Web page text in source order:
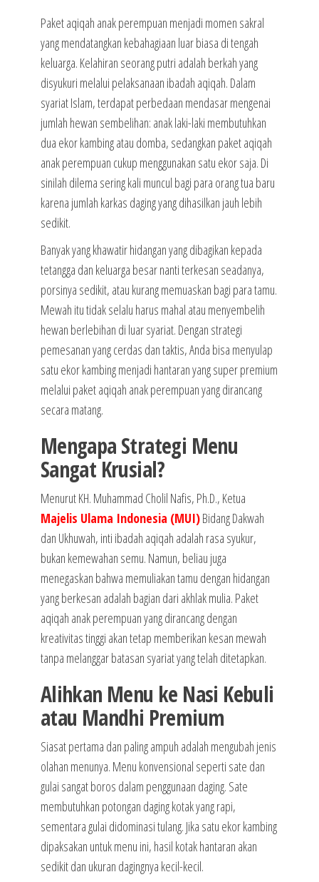
Paket aqiqah anak perempuan menjadi momen sakral
yang mendatangkan kebahagiaan luar biasa di tengah
keluarga. Kelahiran seorang putri adalah berkah yang
disyukuri melalui pelaksanaan ibadah aqiqah. Dalam
syariat Islam, terdapat perbedaan mendasar mengenai
jumlah hewan sembelihan: anak laki-laki membutuhkan
dua ekor kambing atau domba, sedangkan paket aqiqah
anak perempuan cukup menggunakan satu ekor saja. Di
sinilah dilema sering kali muncul bagi para orang tua baru
karena jumlah karkas daging yang dihasilkan jauh lebih
sedikit.
Banyak yang khawatir hidangan yang dibagikan kepada
tetangga dan keluarga besar nanti terkesan seadanya,
porsinya sedikit, atau kurang memuaskan bagi para tamu.
Mewah itu tidak selalu harus mahal atau menyembelih
hewan berlebihan di luar syariat. Dengan strategi
pemesanan yang cerdas dan taktis, Anda bisa menyulap
satu ekor kambing menjadi hantaran yang super premium
melalui paket aqiqah anak perempuan yang dirancang
secara matang.
Mengapa Strategi Menu
Sangat Krusial?
Menurut KH. Muhammad Cholil Nafis, Ph.D., Ketua
Majelis Ulama Indonesia (MUI)Bidang Dakwah
dan Ukhuwah, inti ibadah aqiqah adalah rasa syukur,
bukan kemewahan semu. Namun, beliau juga
menegaskan bahwa memuliakan tamu dengan hidangan
yang berkesan adalah bagian dari akhlak mulia. Paket
aqiqah anak perempuan yang dirancang dengan
kreativitas tinggi akan tetap memberikan kesan mewah
tanpa melanggar batasan syariat yang telah ditetapkan.
Alihkan Menu ke Nasi Kebuli
atau Mandhi Premium
Siasat pertama dan paling ampuh adalah mengubah jenis
olahan menunya. Menu konvensional seperti sate dan
gulai sangat boros dalam penggunaan daging. Sate
membutuhkan potongan daging kotak yang rapi,
sementara gulai didominasi tulang. Jika satu ekor kambing
dipaksakan untuk menu ini, hasil kotak hantaran akan
sedikit dan ukuran dagingnya kecil-kecil.